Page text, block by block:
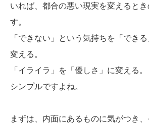
いれば、都合の悪い現実を変えると
す。
「できない」という気持ちを「でき
変える。
「イライラ」を「優しさ」に変える。
シンプルですよね。
まずは、内面にあるものに気がつき